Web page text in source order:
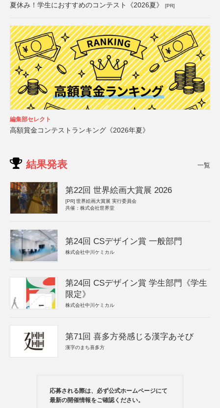
夏休み！学生におすすめのコンテスト《2026夏》 [PR]
編集部セレクト
高額賞金コンテストランキング《2026年夏》
結果発表 一覧
第22回 世界絵画大賞展 2026
[PR] 世界絵画大賞展 実行委員会
共催：株式会社世界堂
第24回 CSデザイン賞 一般部門
株式会社中川ケミカル
第24回 CSデザイン賞 学生部門《学生
限定》
株式会社中川ケミカル
第71回 喜多方発感じる漢字あそび
漢字のまち喜多方
応募される際は、必ず公式ホームページにて
最新の開催情報をご確認ください。